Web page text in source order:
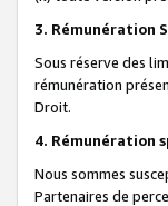
3. Rémunération
Sous réserve des
rémunération
Droit.
4. Rémunération
Nous sommes
Partenaires de